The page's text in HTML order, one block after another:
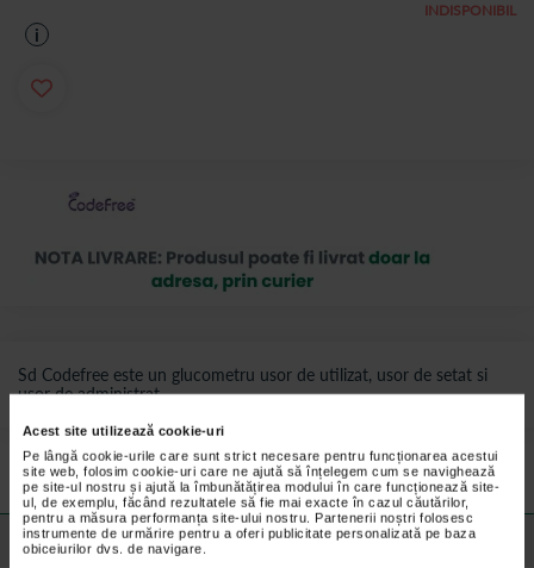
Acest site utilizează cookie-uri
Pe lângă cookie-urile care sunt strict necesare pentru funcționarea acestui
site web, folosim cookie-uri care ne ajută să înțelegem cum se navighează
pe site-ul nostru și ajută la îmbunătățirea modului în care funcționează site-
ul, de exemplu, făcând rezultatele să fie mai exacte în cazul căutărilor,
pentru a măsura performanța site-ului nostru. Partenerii noștri folosesc
instrumente de urmărire pentru a oferi publicitate personalizată pe baza
obiceiurilor dvs. de navigare.
Sd Codefree este un glucometru usor de utilizat, usor de setat si
usor de administrat.
INDISPONIBIL
i
Preturile si promotiile afisate pe site in dreptul fiecarui produs sunt
valabile pentru comenzile efectuate online.
Detalii despre produs